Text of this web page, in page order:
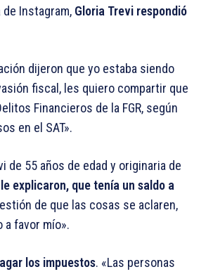
Instagram, Gloria Trevi respondió
dijeron que yo estaba siendo
fiscal, les quiero compartir que
Financieros de la FGR, según
en el SAT».
de 55 años de edad y originaria de
explicaron, que tenía un saldo a
de que las cosas se aclaren,
a favor mío».
los impuestos. «Las personas